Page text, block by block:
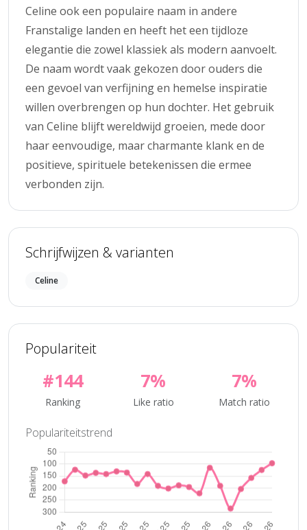
Celine ook een populaire naam in andere
Franstalige landen en heeft het een tijdloze
elegantie die zowel klassiek als modern aanvoelt.
De naam wordt vaak gekozen door ouders die
een gevoel van verfijning en hemelse inspiratie
willen overbrengen op hun dochter. Het gebruik
van Celine blijft wereldwijd groeien, mede door
haar eenvoudige, maar charmante klank en de
positieve, spirituele betekenissen die ermee
verbonden zijn.
Schrijfwijzen & varianten
Celine
Populariteit
#144
Ranking
7%
Like ratio
7%
Match ratio
Populariteitstrend